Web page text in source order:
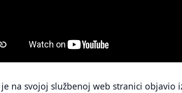
na svojoj službenoj web stranici objavio